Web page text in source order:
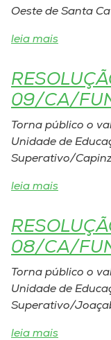
Portal de Ensino
Unoesc
I.nova
Cultura
CPA
Oeste de Santa
leia mais
09/CA/
Torna público o
Unidade de
Superativo/
leia mais
08/CA/
Torna público o
Unidade de
Superativo/
leia mais